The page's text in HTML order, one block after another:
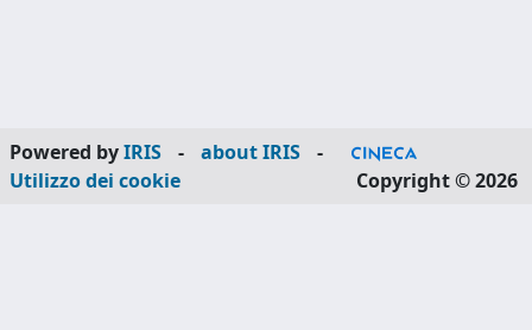
Powered byIRIS - about IRIS
-
Utilizzo dei cookie
Copyright © 2026